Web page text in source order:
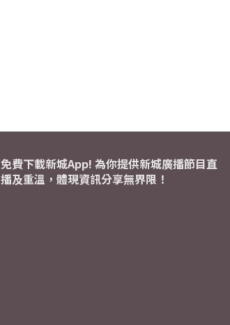
免費下載新城App! 為你提供新城廣播節目直
播及重溫，體現資訊分享無界限！